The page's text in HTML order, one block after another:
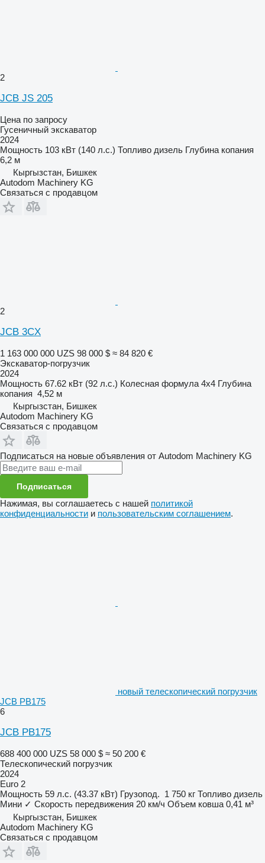
2
JCB JS 205
Цена по запросу
Гусеничный экскаватор
2024
Мощность 103 кВт (140 л.с.) Топливо дизель Глубина копания
6,2 м
Кыргызстан, Бишкек
Autodom Machinery KG
Связаться с продавцом
2
JCB 3CX
1 163 000 000 UZS 98 000 $ ≈ 84 820 €
Экскаватор-погрузчик
2024
Мощность 67.62 кВт (92 л.с.) Колесная формула 4x4 Глубина
копания 4,52 м
Кыргызстан, Бишкек
Autodom Machinery KG
Связаться с продавцом
Подписаться на новые объявления от Autodom Machinery KG
Подписаться
Нажимая, вы соглашаетесь с нашей политикой
конфиденциальности и пользовательским соглашением.
новый телескопический погрузчик
JCB PB175
6
JCB PB175
688 400 000 UZS 58 000 $ ≈ 50 200 €
Телескопический погрузчик
2024
Euro 2
Мощность 59 л.с. (43.37 кВт) Грузопод. 1 750 кг Топливо дизель
Мини ✓ Скорость передвижения 20 км/ч Объем ковша 0,41 м³
Кыргызстан, Бишкек
Autodom Machinery KG
Связаться с продавцом